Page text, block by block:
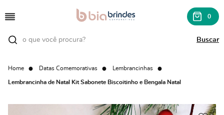
0
Home Datas Comemorativas Lembrancinhas
Lembrancinha de Natal Kit Sabonete Biscoitinho e Bengala Natal